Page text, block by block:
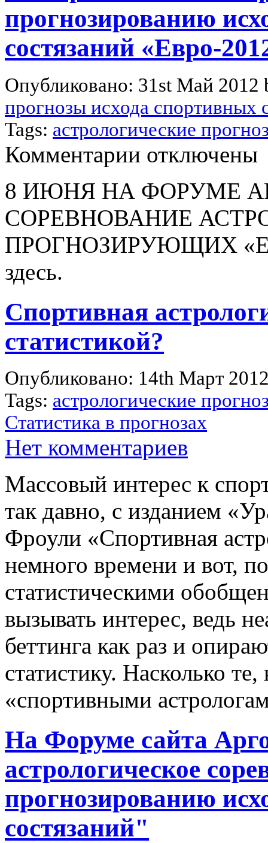
2012».
прогнозированию
состязаний «Евро-
Опубликовано: 31st Май 2012
прогнозы исхода спортивных
Tags: астрологические
Комментарии записи
соревнование
по
прогнозированию
исходов
состязаний
«Евро-2012».
отключены
8 ИЮНЯ НА ФОРУМЕ
СОРЕВНОВАНИЕ
ПРОГНОЗИРУЮЩИХ
здесь.
Спортивная
статистикой?
Опубликовано: 14th Март
Tags: астрологические
Статистика в прогнозах
Нет комментариев
Массовый интерес к
так давно, с изданием
Фроули «Спортивная
немного времени и вот,
статистическими
вызывать интерес, ведь
беттинга как раз и
статистику. Насколько те,
«спортивными
На Форуме сайта
астрологическое
прогнозированию
состязаний"